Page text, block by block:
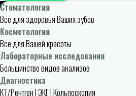
Стоматология
Все для здоровья Ваших зубов
Косметология
Все для Вашей красоты
Лабораторные исследования
Большинство видов анализов
Диагностика
КТ/Рентген | ЭКГ | Кольпоскопия